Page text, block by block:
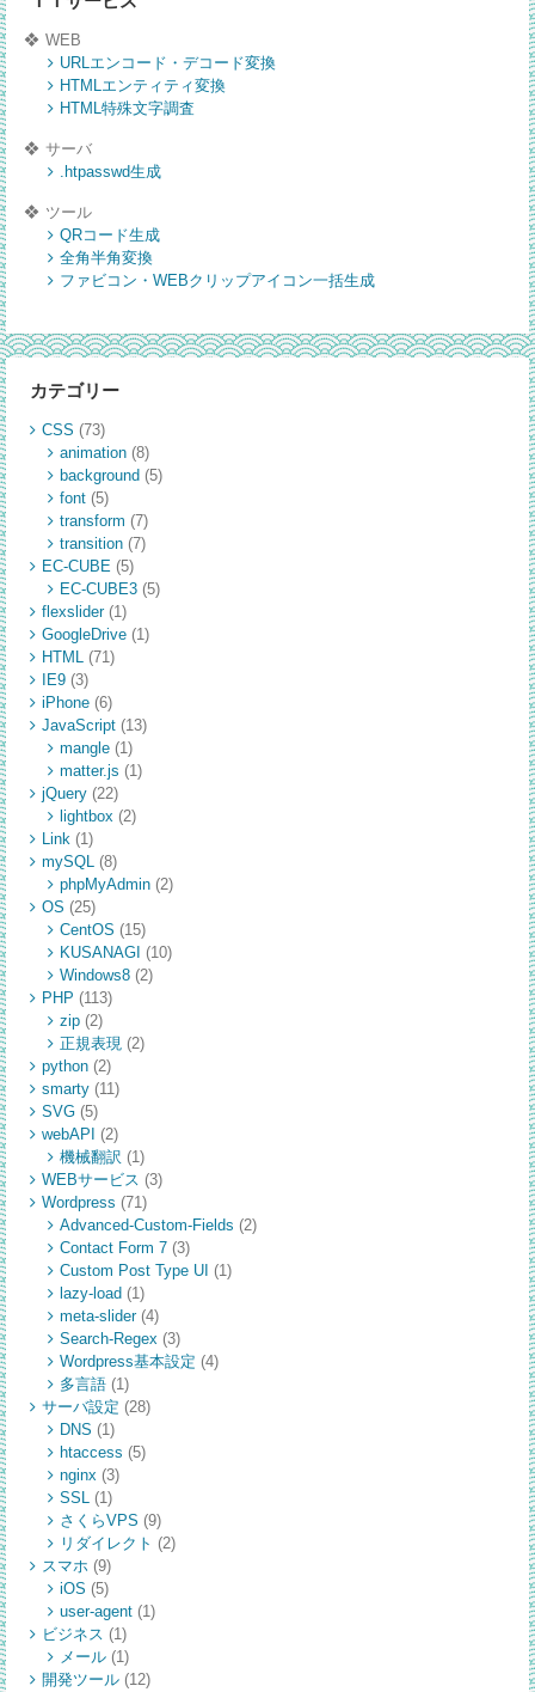
WEB
URLエンコード・デコード変換
HTMLエンティティ変換
HTML特殊文字調査
サーバ
.htpasswd生成
ツール
QRコード生成
全角半角変換
ファビコン・WEBクリップアイコン一括生成
カテゴリー
CSS (73)
animation(8)
background (5)
font(5)
transform (7)
transition(7)
EC-CUBE(5)
EC-CUBE3(5)
flexslider(1)
GoogleDrive(1)
HTML(71)
IE9(3)
iPhone(6)
JavaScript(13)
mangle(1)
matter.js (1)
jQuery(22)
lightbox (2)
Link(1)
mySQL(8)
phpMyAdmin(2)
OS (25)
CentOS (15)
KUSANAGI (10)
Windows8(2)
PHP (113)
zip(2)
正規表現(2)
python(2)
smarty(11)
SVG(5)
webAPI
(2)
機械翻訳 (1)
WEBサービス (3)
Wordpress (71)
Advanced-Custom-Fields (2)
Contact Form 7(3)
Custom Post Type UI (1)
lazy-load (1)
meta-slider(4)
Search-Regex (3)
Wordpress基本設定 (4)
多言語(1)
サーバ設定 (28)
DNS (1)
htaccess (5)
nginx (3)
SSL(1)
さくらVPS (9)
リダイレクト (2)
スマホ (9)
iOS (5)
user-agent(1)
ビジネス (1)
メール(1)
開発ツール(12)